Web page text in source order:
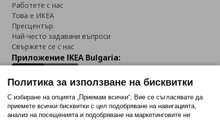
Работете с нас
Това е ИКЕА
Пресцентър
Най-често задавани въпроси
Свържете се с нас
Приложение IKEA Bulgaria:
Последвайте ни:
Политика за използване на бисквитки
С избиране на опцията „Приемам всички“, Вие се съгласявате да
приемете всички бисквитки с цел подобряване на навигацията,
анализ на посещенията и подобряване на маркетинговите ни